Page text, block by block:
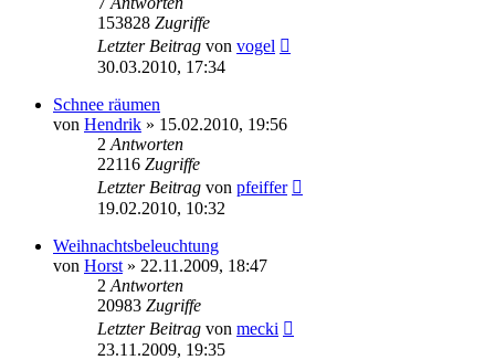
153828 Zugriffe
Letzter Beitrag von vogel
30.03.2010, 17:34
Schnee räumen
von Hendrik » 15.02.2010, 19:56
2 Antworten
22116 Zugriffe
Letzter Beitrag von pfeiffer
19.02.2010, 10:32
Weihnachtsbeleuchtung
von Horst » 22.11.2009, 18:47
2 Antworten
20983 Zugriffe
Letzter Beitrag von mecki
23.11.2009, 19:35